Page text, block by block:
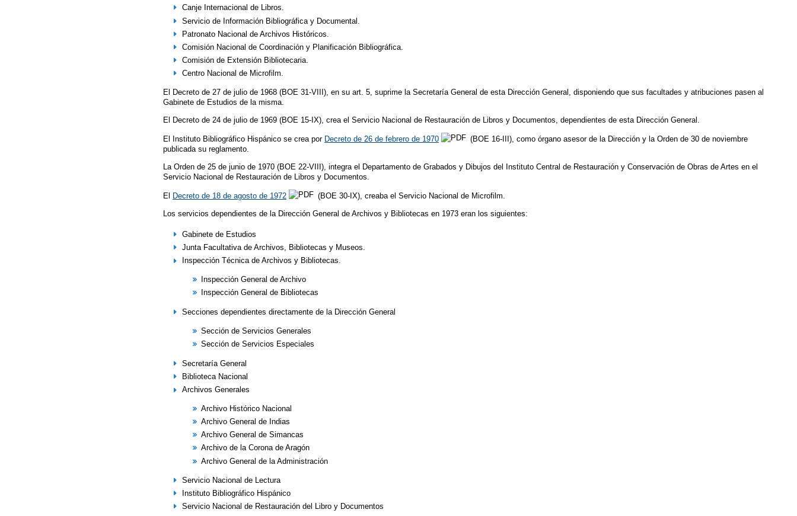
Canje Internacional de Libros.
Servicio de Información Bibliográfica y Documental.
Patronato Nacional de Archivos Históricos.
Comisión Nacional de Coordinación y Planificación Bibliográfica.
Comisión de Extensión Bibliotecaria.
Centro Nacional de Microfilm.
El Decreto de 27 de julio de 1968 (BOE 31-VIII), en su art. 5, suprime la Secretaría General de esta Dirección General, disponiendo que sus facultades y atribuciones pasen al
Gabinete de Estudios de la misma.
El Decreto de 24 de julio de 1969 (BOE 15-IX), crea el Servicio Nacional de Restauración de Libros y Documentos, dependientes de esta Dirección General.
El Instituto Bibliográfico Hispánico se crea por Decreto de 26 de febrero de 1970
(BOE 16-III), como órgano asesor de la Dirección y la Orden de 30 de noviembre
publicada su reglamento.
La Orden de 25 de junio de 1970 (BOE 22-VIII), integra el Departamento de Grabados y Dibujos del Instituto Central de Restauración y Conservación de Obras de Artes en el
Servicio Nacional de Restauración de Libros y Documentos.
El Decreto de 18 de agosto de 1972
(BOE 30-IX), creaba el Servicio Nacional de Microfilm.
Los servicios dependientes de la Dirección General de Archivos y Bibliotecas en 1973 eran los siguientes:
Gabinete de Estudios
Junta Facultativa de Archivos, Bibliotecas y Museos.
Inspección Técnica de Archivos y Bibliotecas.
Inspección General de Archivo
Inspección General de Bibliotecas
Secciones dependientes directamente de la Dirección General
Sección de Servicios Generales
Sección de Servicios Especiales
Secretaría General
Biblioteca Nacional
Archivos Generales
Archivo Histórico Nacional
Archivo General de Indias
Archivo General de Simancas
Archivo de la Corona de Aragón
Archivo General de la Administración
Servicio Nacional de Lectura
Instituto Bibliográfico Hispánico
Servicio Nacional de Restauración del Libro y Documentos